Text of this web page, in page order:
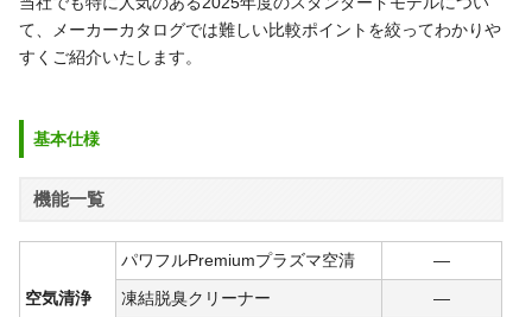
て、メーカーカタログでは難しい比較ポイントを絞ってわかりや
すくご紹介いたします。
基本仕様
機能一覧
空気清浄
パワフルPremiumプラズマ空清
―
凍結脱臭クリーナー
―